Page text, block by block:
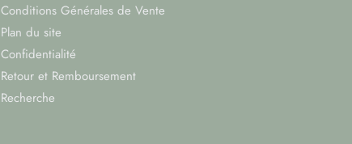
Conditions Générales de Vente
Plan du site
Confidentialité
Retour et Remboursement
Recherche